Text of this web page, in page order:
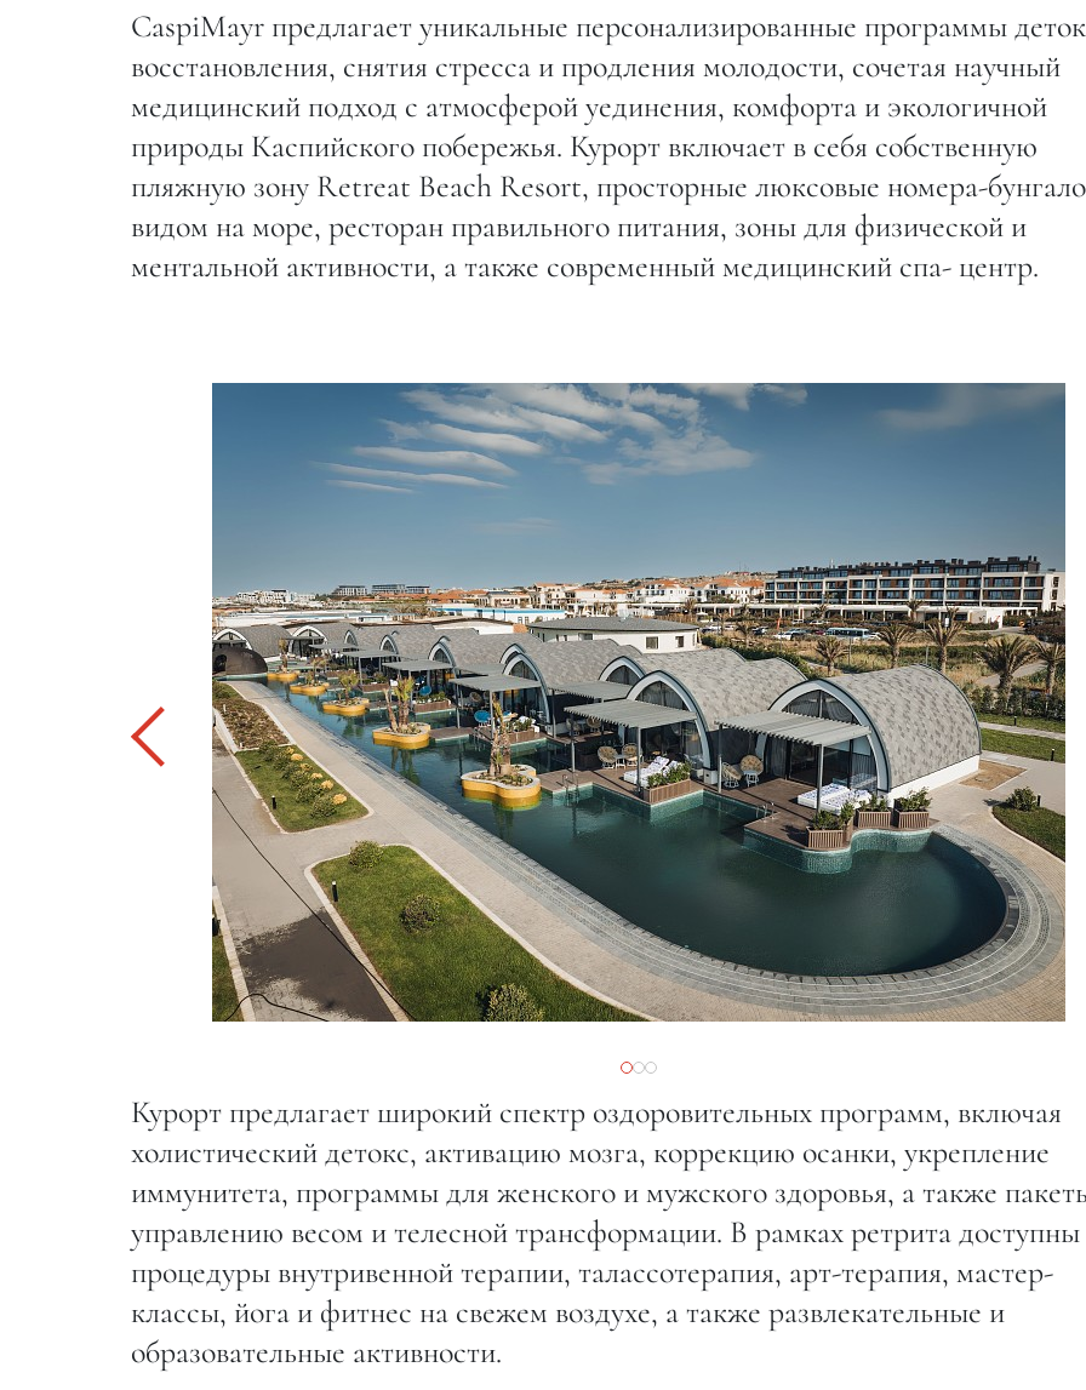
CaspiMayr предлагает уникальные персонализированные программы
восстановления, снятия стресса и продления молодости, сочетая научный
медицинский подход с атмосферой уединения, комфорта и экологичной
природы Каспийского побережья. Курорт включает в себя собственную
пляжную зону Retreat Beach Resort, просторные люксовые номера-
видом на море, ресторан правильного питания, зоны для физической и
ментальной активности, а также современный медицинский спа- центр.
Курорт предлагает широкий спектр оздоровительных программ, включая
холистический детокс, активацию мозга, коррекцию осанки, укрепление
иммунитета, программы для женского и мужского здоровья, а также
управлению весом и телесной трансформации. В рамках ретрита доступны
процедуры внутривенной терапии, талассотерапия, арт-терапия, мастер-
классы, йога и фитнес на свежем воздухе, а также развлекательные и
образовательные активности.